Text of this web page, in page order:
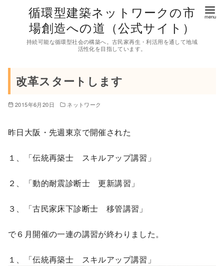
循環型建築ネットワークの市
場創造への道（公式サイト）
持続可能な循環型社会の構築へ。古民家再生・利活用を通して地域
活性化を目指しています。
改革スタートします
2015年6月20日 ネットワーク
昨日大阪・先週東京で開催された
１、「伝統再築士 スキルアップ講習」
２、「動的耐震診断士 更新講習」
３、「古民家床下診断士 移管講習」
で６月開催の一連の講習が終わりました。
１、「伝統再築士 スキルアップ講習」